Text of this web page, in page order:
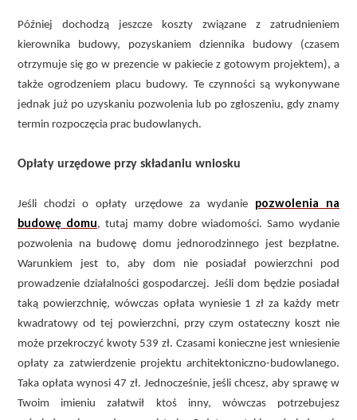
Później dochodzą jeszcze koszty związane z zatrudnieniem
kierownika budowy, pozyskaniem dziennika budowy (czasem
otrzymuje się go w prezencie w pakiecie z gotowym projektem), a
także ogrodzeniem placu budowy. Te czynności są wykonywane
jednak już po uzyskaniu pozwolenia lub po zgłoszeniu, gdy znamy
termin rozpoczęcia prac budowlanych.
Opłaty urzędowe przy składaniu wniosku
Jeśli chodzi o opłaty urzędowe za wydanie pozwolenia na
budowę domu, tutaj mamy dobre wiadomości. Samo wydanie
pozwolenia na budowę domu jednorodzinnego jest bezpłatne.
Warunkiem jest to, aby dom nie posiadał powierzchni pod
prowadzenie działalności gospodarczej. Jeśli dom będzie posiadał
taką powierzchnię, wówczas opłata wyniesie 1 zł za każdy metr
kwadratowy od tej powierzchni, przy czym ostateczny koszt nie
może przekroczyć kwoty 539 zł. Czasami konieczne jest wniesienie
opłaty za zatwierdzenie projektu architektoniczno-budowlanego.
Taka opłata wynosi 47 zł. Jednocześnie, jeśli chcesz, aby sprawę w
Twoim imieniu załatwił ktoś inny, wówczas potrzebujesz